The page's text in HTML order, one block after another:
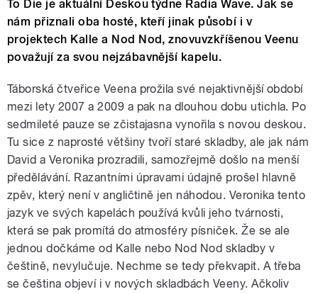
To Die je aktuální Deskou týdne Radia Wave. Jak se
nám přiznali oba hosté, kteří jinak působí i v
projektech Kalle a Nod Nod, znovuvzkříšenou Veenu
považují za svou nejzábavnější kapelu.
Táborská čtveřice Veena prožila své nejaktivnější období
mezi lety 2007 a 2009 a pak na dlouhou dobu utichla. Po
sedmileté pauze se zčistajasna vynořila s novou deskou.
Tu sice z naprosté většiny tvoří staré skladby, ale jak nám
David a Veronika prozradili, samozřejmě došlo na menší
předělávání. Razantními úpravami údajně prošel hlavně
zpěv, který není v angličtině jen náhodou. Veronika tento
jazyk ve svých kapelách používá kvůli jeho tvárnosti,
která se pak promítá do atmosféry písniček. Že se ale
jednou dočkáme od Kalle nebo Nod Nod skladby v
češtině, nevylučuje. Nechme se tedy překvapit. A třeba
se čeština objeví i v nových skladbách Veeny. Ačkoliv